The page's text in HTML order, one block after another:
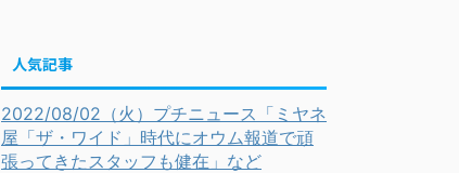
人気記事
2022/08/02（火）プチニュース「ミヤネ
屋「ザ・ワイド」時代にオウム報道で頑
張ってきたスタッフも健在」など